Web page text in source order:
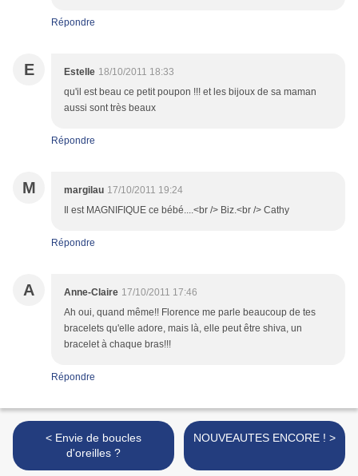
Répondre
E Estelle 18/10/2011 18:33
qu'il est beau ce petit poupon !!! et les bijoux de sa maman
aussi sont très beaux
Répondre
M margilau 17/10/2011 19:24
Il est MAGNIFIQUE ce bébé....<br /> Biz.<br /> Cathy
Répondre
A Anne-Claire 17/10/2011 17:46
Ah oui, quand même!! Florence me parle beaucoup de tes
bracelets qu'elle adore, mais là, elle peut être shiva, un
bracelet à chaque bras!!!
Répondre
< Envie de boucles
d'oreilles ?
NOUVEAUTES ENCORE ! >